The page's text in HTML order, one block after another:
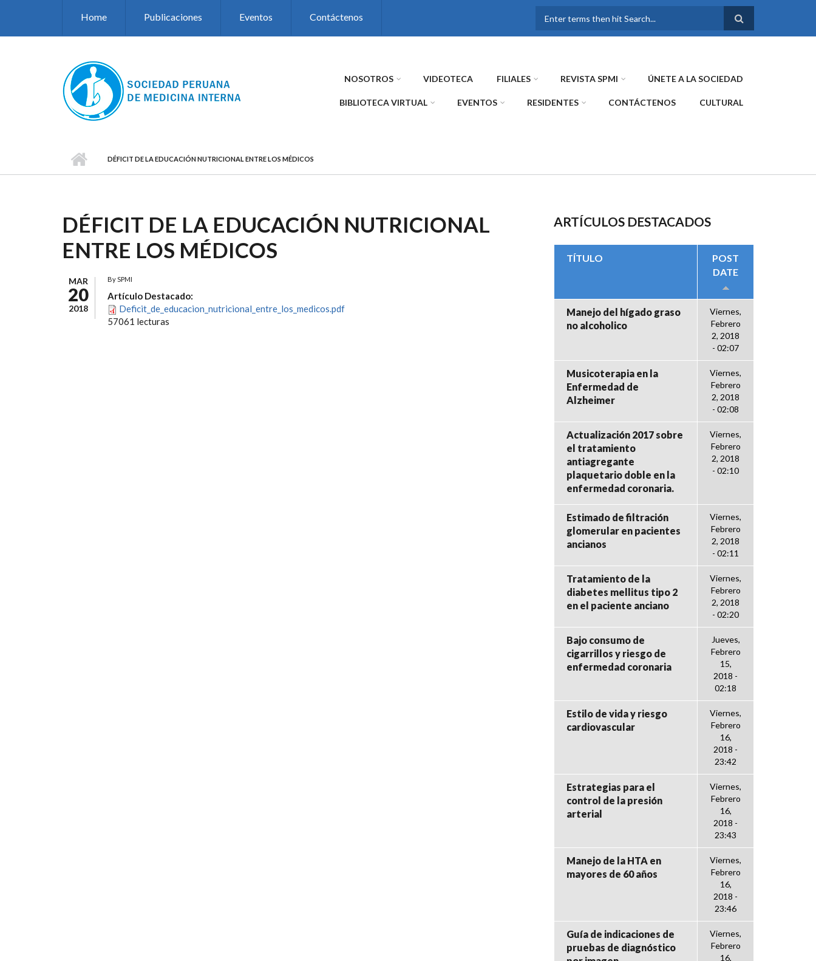
Home Publicaciones Eventos Contáctenos
FORMULARIO DE
NOSOTROS VIDEOTECA FILIALES REVISTA SPMI ÚNETE A LA SOCIEDAD
BIBLIOTECA VIRTUAL EVENTOS RESIDENTES CONTÁCTENOS CULTURAL
DÉFICIT DE LA EDUCACIÓN NUTRICIONAL ENTRE LOS MÉDICOS
DÉFICIT DE LA EDUCACIÓN NUTRICIONAL
ENTRE LOS MÉDICOS
MAR
20
2018
BySPMI
Artículo Destacado:
Deficit_de_educacion_nutricional_entre_los_medicos.pdf
57061 lecturas
ARTÍCULOS DESTACADOS
TÍTULO
POST
DATE
Manejo del hígado graso
no alcoholico
Viernes,
Febrero
2, 2018
- 02:07
Musicoterapia en la
Enfermedad de
Alzheimer
Viernes,
Febrero
2, 2018
- 02:08
Actualización 2017 sobre
el tratamiento
antiagregante
plaquetario doble en la
enfermedad coronaria.
Viernes,
Febrero
2, 2018
- 02:10
Estimado de filtración
glomerular en pacientes
ancianos
Viernes,
Febrero
2, 2018
- 02:11
Tratamiento de la
diabetes mellitus tipo 2
en el paciente anciano
Viernes,
Febrero
2, 2018
- 02:20
Bajo consumo de
cigarrillos y riesgo de
enfermedad coronaria
Jueves,
Febrero
15,
2018 -
02:18
Estilo de vida y riesgo
cardiovascular
Viernes,
Febrero
16,
2018 -
23:42
Estrategias para el
control de la presión
arterial
Viernes,
Febrero
16,
2018 -
23:43
Manejo de la HTA en
mayores de 60 años
Viernes,
Febrero
16,
2018 -
23:46
Guía de indicaciones de
pruebas de diagnóstico
Viernes,
Febrero
16,